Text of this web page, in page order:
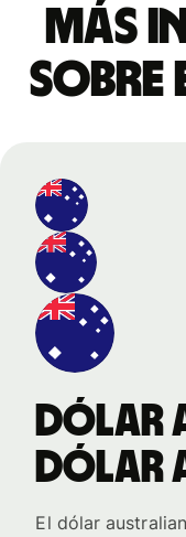
Más
sobre
dólar
dólar
El dólar